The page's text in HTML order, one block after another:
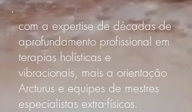
com a expertise de décadas de
aprofundamento profissional em
terapias holísticas e
vibracionais, mais a orientação
Arcturus e equipes de mestres
especialistas extra-físicos.